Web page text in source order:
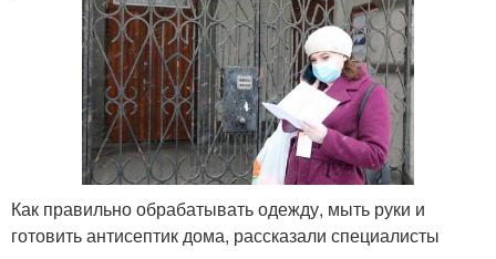
Как правильно обрабатывать одежду, мыть руки и
готовить антисептик дома, рассказали специалисты